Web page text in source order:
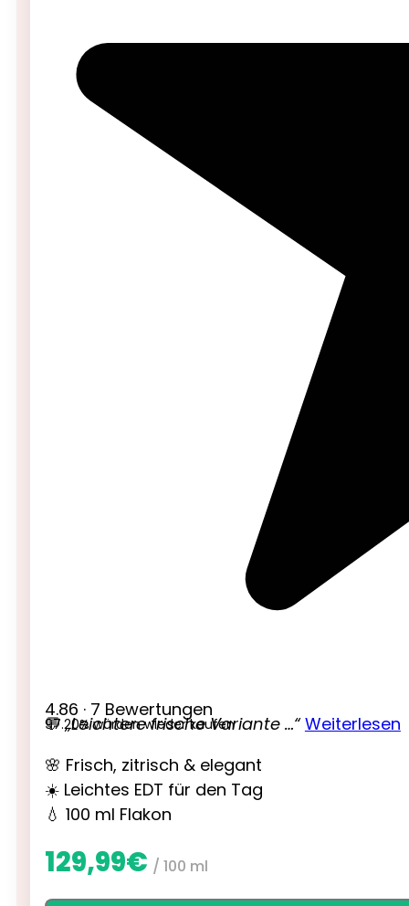
4.86 · 7 Bewertungen
97.20% würden wieder kaufen
💬 „Leichtere frische Variante …“ Weiterlesen
🌸 Frisch, zitrisch & elegant
☀️ Leichtes EDT für den Tag
💧 100 ml Flakon
129,99€ / 100 ml